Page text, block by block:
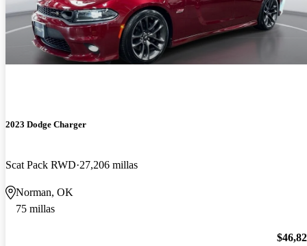
2023 Dodge Charger
Scat Pack RWD 27,206 millas
Norman, OK
75 millas